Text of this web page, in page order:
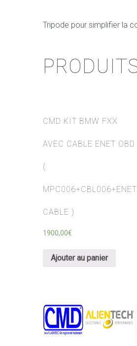
Tripode pour simplifier la
CMD KIT BMW FXX
AVEC CABLE ENET OBD
(
MPC006+CBL006+ENET
CABLE )
1900,00€
Ajouter au panier